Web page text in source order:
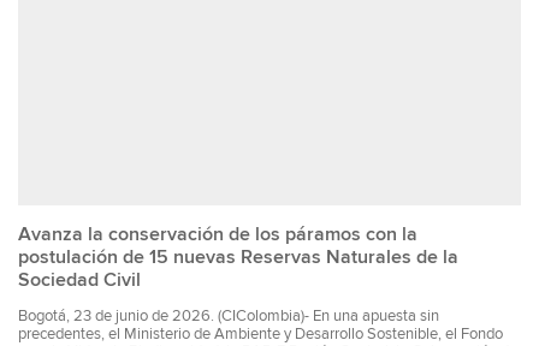
Avanza la conservación de los páramos con la
postulación de 15 nuevas Reservas Naturales de la
Sociedad Civil
Bogotá, 23 de junio de 2026. (CIColombia)- En una apuesta sin
precedentes, el Ministerio de Ambiente y Desarrollo Sostenible, el Fondo